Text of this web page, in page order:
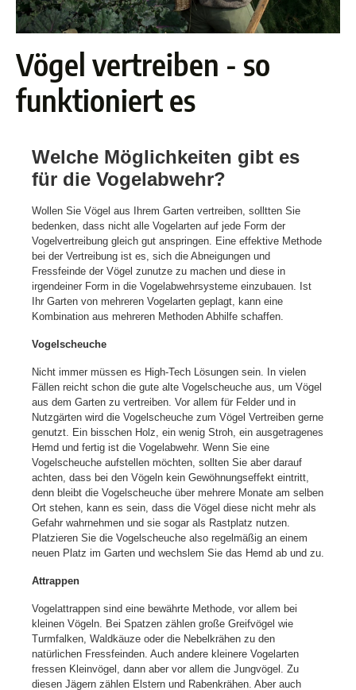
Vögel vertreiben - so
funktioniert es
Welche Möglichkeiten gibt es
für die Vogelabwehr?
Wollen Sie Vögel aus Ihrem Garten vertreiben, solltten Sie
bedenken, dass nicht alle Vogelarten auf jede Form der
Vogelvertreibung gleich gut anspringen. Eine effektive Methode
bei der Vertreibung ist es, sich die Abneigungen und
Fressfeinde der Vögel zunutze zu machen und diese in
irgendeiner Form in die Vogelabwehrsysteme einzubauen. Ist
Ihr Garten von mehreren Vogelarten geplagt, kann eine
Kombination aus mehreren Methoden Abhilfe schaffen.
Vogelscheuche
Nicht immer müssen es High-Tech Lösungen sein. In vielen
Fällen reicht schon die gute alte Vogelscheuche aus, um Vögel
aus dem Garten zu vertreiben. Vor allem für Felder und in
Nutzgärten wird die Vogelscheuche zum Vögel Vertreiben gerne
genutzt. Ein bisschen Holz, ein wenig Stroh, ein ausgetragenes
Hemd und fertig ist die Vogelabwehr. Wenn Sie eine
Vogelscheuche aufstellen möchten, sollten Sie aber darauf
achten, dass bei den Vögeln kein Gewöhnungseffekt eintritt,
denn bleibt die Vogelscheuche über mehrere Monate am selben
Ort stehen, kann es sein, dass die Vögel diese nicht mehr als
Gefahr wahrnehmen und sie sogar als Rastplatz nutzen.
Platzieren Sie die Vogelscheuche also regelmäßig an einem
neuen Platz im Garten und wechslem Sie das Hemd ab und zu.
Attrappen
Vogelattrappen sind eine bewährte Methode, vor allem bei
kleinen Vögeln. Bei Spatzen zählen große Greifvögel wie
Turmfalken, Waldkäuze oder die Nebelkrähen zu den
natürlichen Fressfeinden. Auch andere kleinere Vogelarten
fressen Kleinvögel, dann aber vor allem die Jungvögel. Zu
diesen Jägern zählen Elstern und Rabenkrähen. Aber auch